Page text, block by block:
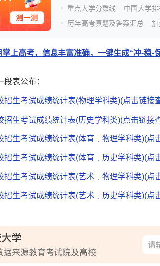
重点大学分数线
中国大学
历年高考真题及答案汇总
加
上高考，信息丰富准确，一键生成“冲-稳-保
表公布：
招生考试成绩统计表(物理学科类)(点击链接
招生考试成绩统计表(历史学科类)(点击链接
招生考试成绩统计表(体育﹒物理学科类)(点
招生考试成绩统计表(体育﹒历史学科类)(点
招生考试成绩统计表(艺术﹒物理学科类)(点
招生考试成绩统计表(艺术﹒历史学科类)(点